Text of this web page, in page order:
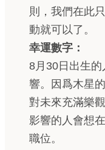
則，我們在此
動就可以了。
幸運數字：
8月30日出生
響。因爲木星
對未來充滿樂
影響的人會想
職位。